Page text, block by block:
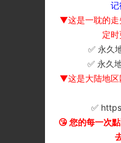
记
▼这是一耽的走
定时
✅ 永久
✅ 永久
▼这是大陆地区
✅
😘 您的每一次